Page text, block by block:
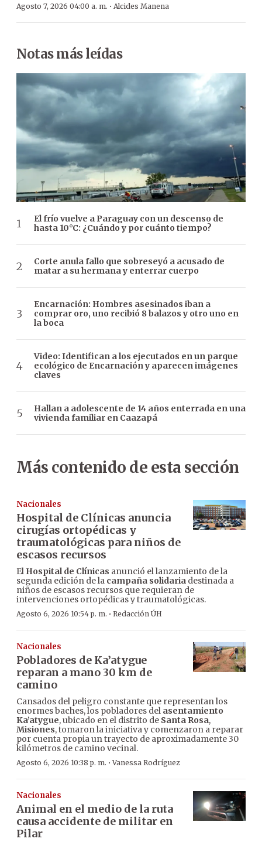
Agosto 7, 2026 04:00 a. m. · Alcides Manena
Notas más leídas
El frío vuelve a Paraguay con un descenso de
hasta 10°C: ¿Cuándo y por cuánto tiempo?
Corte anula fallo que sobreseyó a acusado de
matar a su hermana y enterrar cuerpo
Encarnación: Hombres asesinados iban a
comprar oro, uno recibió 8 balazos y otro uno en
la boca
Video: Identifican a los ejecutados en un parque
ecológico de Encarnación y aparecen imágenes
claves
Hallan a adolescente de 14 años enterrada en una
vivienda familiar en Caazapá
Más contenido de esta sección
Nacionales
Hospital de Clínicas anuncia
cirugías ortopédicas y
traumatológicas para niños de
escasos recursos
El Hospital de Clínicas anunció el lanzamiento de la
segunda edición de la campaña solidaria destinada a
niños de escasos recursos que requieran de
intervenciones ortopédicas y traumatológicas.
Agosto 6, 2026 10:54 p. m. · Redacción ÚH
Nacionales
Pobladores de Ka’atygue
reparan a mano 30 km de
camino
Cansados del peligro constante que representan los
enormes baches, los pobladores del asentamiento
Ka’atygue, ubicado en el distrito de Santa Rosa,
Misiones, tomaron la iniciativa y comenzaron a reparar
por cuenta propia un trayecto de aproximadamente 30
kilómetros de camino vecinal.
Agosto 6, 2026 10:38 p. m. ·Vanessa Rodríguez
Nacionales
Animal en el medio de la ruta
causa accidente de militar en
Pilar